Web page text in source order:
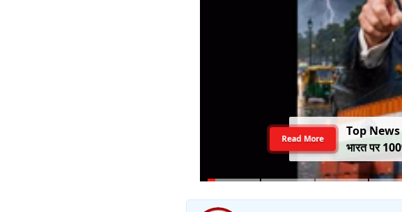
Top News
भारत पर
Read More